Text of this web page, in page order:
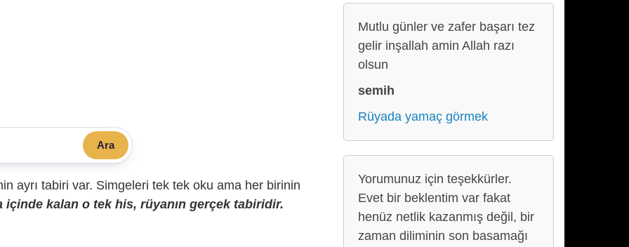
Ara
ayrı tabiri var. Simgeleri tek tek oku ama her birinin
içinde kalan o tek his, rüyanın gerçek tabiridir.
Mutlu günler ve zafer başarı tez
gelir inşallah amin Allah razı
olsun
semih
Rüyada yamaç görmek
Yorumunuz için teşekkürler.
Evet bir beklentim var fakat
henüz netlik kazanmış değil, bir
zaman diliminin son basamağı